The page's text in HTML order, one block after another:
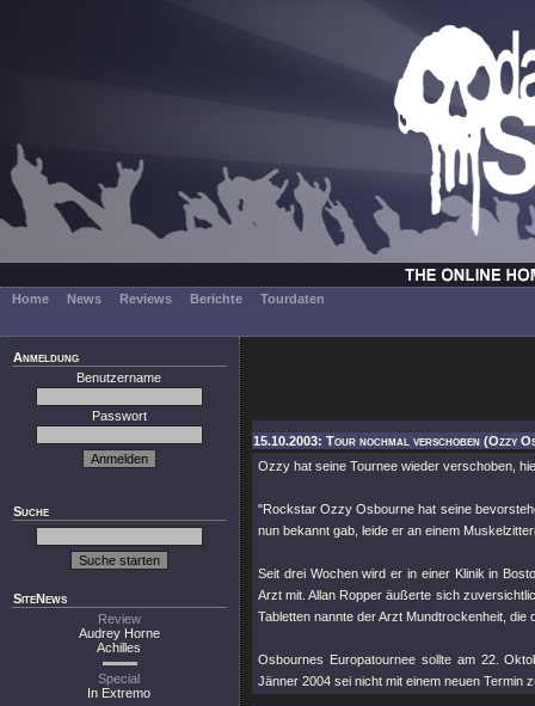
Home News Reviews Berichte Tourdaten
Anmeldung
Benutzername
Passwort
Suche
SiteNews
Review
Audrey Horne
Achilles
Special
In Extremo
15.10.2003: Tour nochmal verschoben (Ozzy
Ozzy hat seine Tournee wieder verschoben,
"Rockstar Ozzy Osbourne hat seine
nun bekannt gab, leide er an einem
Seit drei Wochen wird er in einer Klinik in
Arzt mit. Allan Ropper äußerte sich
Tabletten nannte der Arzt Mundtrockenheit, die
Osbournes Europatournee sollte am 22.
Jänner 2004 sei nicht mit einem neuen Termin